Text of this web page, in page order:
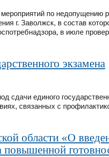
по недопущению
г. Заволжск, в состав
в июле
экзамена
сдачи единого
связанных с
области «О